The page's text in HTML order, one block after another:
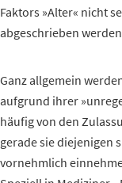
Faktors »Alter« nicht
abgeschrieben
Ganz allgemein
aufgrund ihrer
häufig von den
gerade sie diejenigen
vornehmlich